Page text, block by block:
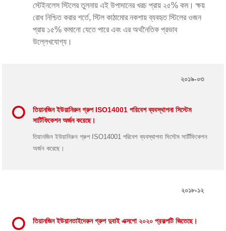
স্টেইনলেস স্টিলের তুলনায় এই উপাদানের খরচ প্রায় ২৫% কম। ক্ষয়
রোধ নিশ্চিত করার শর্তে, স্টিল কাঠামোর নকশায় ব্যবহৃত স্টিলের ওজন
প্রায় ১৫% কমানো যেতে পারে এবং এর অর্থনৈতিক প্রভাব
উল্লেখযোগ্য।
২০১৯-০৩
তিয়ানজিন ইউয়ানিরুন গ্রুপ ISO14001 পরিবেশ ব্যবস্থাপনা সিস্টেম
সার্টিফিকেশন অর্জন করেছে।
তিয়ানজিন ইউয়ানিরুন গ্রুপ ISO14001 পরিবেশ ব্যবস্থাপনা সিস্টেম সার্টিফিকেশন
অর্জন করেছে।
২০১৮-১২
তিয়ানজিন ইউয়ানতাইদেরুন গ্রুপ দুবাই এক্সপো ২০২০ প্রকল্পটি জিতেছে।